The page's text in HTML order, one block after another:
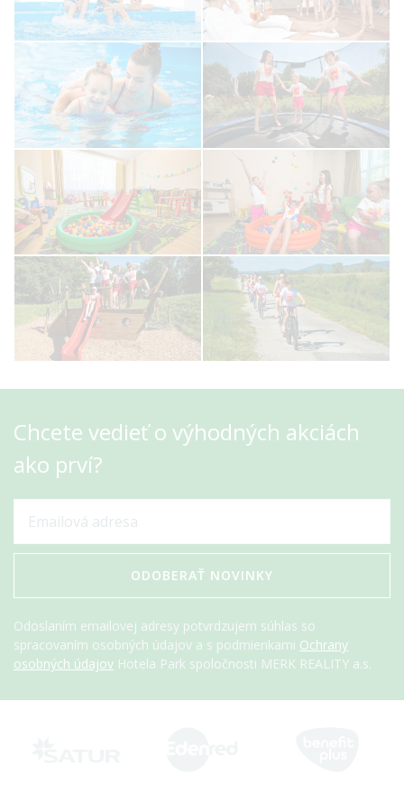
Chcete vedieť o výhodných akciách
ako prví?
ODOBERAŤ NOVINKY
Odoslaním emailovej adresy potvrdzujem súhlas so
spracovaním osobných údajov a s podmienkami Ochrany
osobných údajov Hotela Park spoločnosti MERK REALITY a.s.